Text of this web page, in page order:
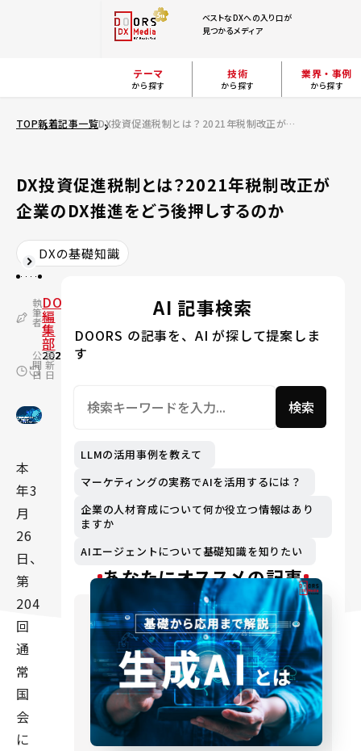
ベストなDXへの入り口が
見つかるメディア
テーマ
から探す
技術
から探す
業界・事例
から探す
TOP新着記事一覧 DX投資促進税制とは？2021年税制改正が企業のDX推進をどう後押しするのか
DX投資促進税制とは？2021年税制改正が
企業のDX推進をどう後押しするのか
DXの基礎知識
執
筆
者
DOORS
編
集
部
公
開
日
2021.03.31
更
新
日
2024.06.06
本
年3
月
26
日、
第
204
回
通
常
国
会
に
AI 記事検索
DOORS の記事を、AI が探して提案しま
す
検索
LLMの活用事例を教えて
マーケティングの実務でAIを活用するには？
企業の人材育成について何か役立つ情報はあり
ますか
AIエージェントについて基礎知識を知りたい
あなたにオススメの記事